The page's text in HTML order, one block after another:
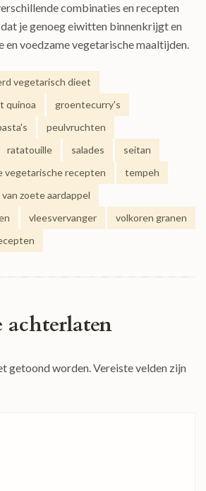
combinaties en recepten
je genoeg eiwitten binnenkrijgt en
en voedzame vegetarische maaltijden.
vegetarisch dieet
quinoa
groentecurry's
peulvruchten
ratatouille salades
seitan
vegetarische recepten
tempeh
zoete aardappel
vleesvervanger
volkoren granen
achterlaten
getoond worden.Vereiste velden zijn